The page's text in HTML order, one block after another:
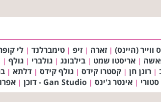
ווייר (היינס) | זארה | זיפ | טימברלנד | לי
| אריסטו שמט | בילבונג | גולברי | גולף |
| רונן חן | קסטרו קידס | גולף קידס | דלתא |
סטורי | אינטר ג'ינס | Gan Studio - דוכן |